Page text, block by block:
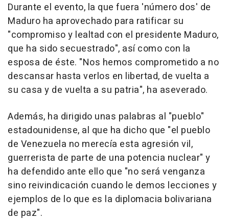
Durante el evento, la que fuera 'número dos' de
Maduro ha aprovechado para ratificar su
"compromiso y lealtad con el presidente Maduro,
que ha sido secuestrado", así como con la
esposa de éste. "Nos hemos comprometido a no
descansar hasta verlos en libertad, de vuelta a
su casa y de vuelta a su patria", ha aseverado.
Además, ha dirigido unas palabras al "pueblo"
estadounidense, al que ha dicho que "el pueblo
de Venezuela no merecía esta agresión vil,
guerrerista de parte de una potencia nuclear" y
ha defendido ante ello que "no será venganza
sino reivindicación cuando le demos lecciones y
ejemplos de lo que es la diplomacia bolivariana
de paz".